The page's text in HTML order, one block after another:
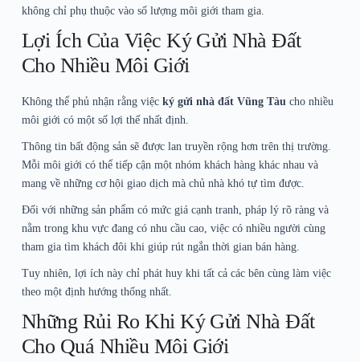
không chỉ phụ thuộc vào số lượng môi giới tham gia.
Lợi Ích Của Việc Ký Gửi Nhà Đất
Cho Nhiều Môi Giới
Không thể phủ nhận rằng việc ký gửi nhà đất Vũng Tàucho nhiều
môi giới có một số lợi thế nhất định.
Thông tin bất động sản sẽ được lan truyền rộng hơn trên thị trường.
Mỗi môi giới có thể tiếp cận một nhóm khách hàng khác nhau và
mang về những cơ hội giao dịch mà chủ nhà khó tự tìm được.
Đối với những sản phẩm có mức giá cạnh tranh, pháp lý rõ ràng và
nằm trong khu vực đang có nhu cầu cao, việc có nhiều người cùng
tham gia tìm khách đôi khi giúp rút ngắn thời gian bán hàng.
Tuy nhiên, lợi ích này chỉ phát huy khi tất cả các bên cùng làm việc
theo một định hướng thống nhất.
Những Rủi Ro Khi Ký Gửi Nhà Đất
Cho Quá Nhiều Môi Giới